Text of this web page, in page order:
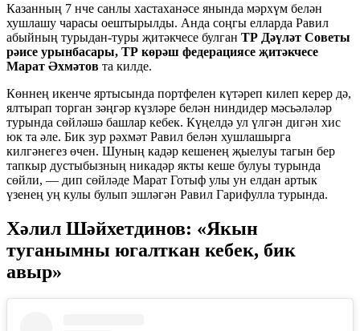
Казанның 7 нче санлы хастаханәсе янында мәрхүм белән
хушлашу чарасы оештырылды. Анда соңгы елларда Равил
абыйның турыдан-туры җитәкчесе булган ТР Дәүләт Советы
рәисе урынбасары, ТР көрәш федерациясе җитәкчесе
Марат Әхмәтов та килде.
Көннең икенче яртысында портфелен күтәреп килеп керер дә,
ялтырап торган зәңгәр күзләре белән ниндидер мәсьәләләр
турында сөйләшә башлар кебек. Күңелдә ул үлгән дигән хис
юк та әле. Бик зур рәхмәт Равил белән хушлашырга
килгәнегез өчен. Шуның кадәр кешенең җыелуы тагын бер
тапкыр дустыбызның никадәр якты кеше булуы турында
сөйли, — дип сөйләде Марат Готыф улы ун елдан артык
үзенең уң кулы булып эшләгән Равил Гарифулла турында.
Хәлил Шәйхетдинов: «Якын
туганымны югалткан кебек, бик
авыр»